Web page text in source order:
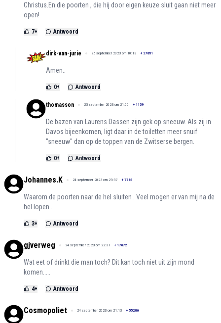
Christus.En die poorten , die hij door eigen keuze sluit gaan niet meer
open!
7+ Antwoord
dirk-van-jurie 25 september 2023 om 10:13 + 27851
Amen..
0+ Antwoord
thomasson 25 september 2023 om 21:00 + 1159
De bazen van Laurens Dassen zijn gek op sneeuw. Als zij in
Davos bijeenkomen, ligt daar in de toiletten meer snuif
"sneeuw" dan op de toppen van de Zwitserse bergen.
0+ Antwoord
Johannes.K 24 september 2023 om 23:37 + 7789
Waarom de poorten naar de hel sluiten . Veel mogen er van mij na de
hel lopen .
3+ Antwoord
gjverweg 24 september 2023 om 22:31 + 17672
Wat eet of drinkt die man toch? Dit kan toch niet uit zijn mond
komen.....
4+ Antwoord
Cosmopoliet 24 september 2023 om 21:13 + 55286